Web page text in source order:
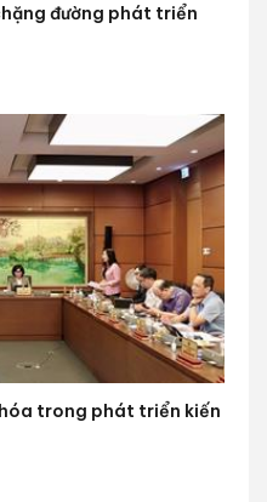
đường phát triển
trong phát triển kiến